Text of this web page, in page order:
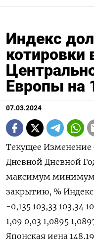
Индекс
котировки
Европы на
07.03.2024
Текущее
Дневной Дневной
максимум
закрытию, %
-0,135 103,33 103,34
1,09 0,03 1,0895
Японская иена